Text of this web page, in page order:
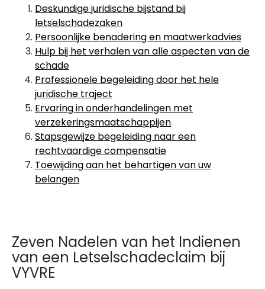
Deskundige juridische bijstand bij
letselschadezaken
Persoonlijke benadering en maatwerkadvies
Hulp bij het verhalen van alle aspecten van de
schade
Professionele begeleiding door het hele
juridische traject
Ervaring in onderhandelingen met
verzekeringsmaatschappijen
Stapsgewijze begeleiding naar een
rechtvaardige compensatie
Toewijding aan het behartigen van uw
belangen
Zeven Nadelen van het Indienen
van een Letselschadeclaim bij
VYVRE